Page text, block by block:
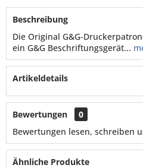
Beschreibung
Die Original G&G-
ein G&G Beschriftungsgerät...
Artikeldetails
Bewertungen
0
Bewertungen lesen, schreiben
Ähnliche Produkte